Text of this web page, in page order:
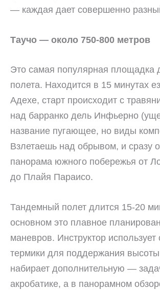
— каждая дает совершенно
Таучо — около 750-800 метров
Это самая популярная площадка
полета. Находится в 15 минутах
Адехе, старт происходит с
над барранко дель Инфьерно
название пугающее, но виды
Взлетаешь над обрывом, и сразу
панорама южного побережья от
до Плайя Параисо.
Тандемный полет длится 15-20
основном это плавное
маневров. Инструктор
термики для поддержания
набирает дополнительную —
акробатике, а в панорамном